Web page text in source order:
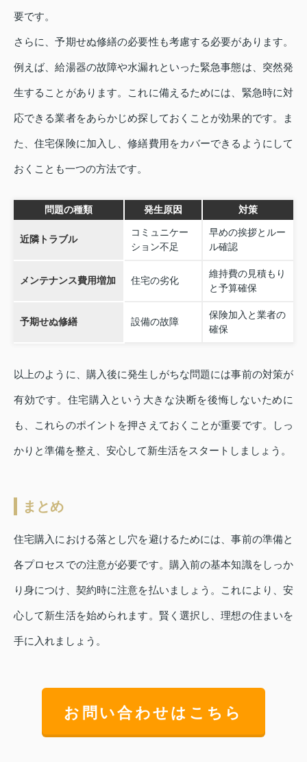
要です。
さらに、予期せぬ修繕の必要性も考慮する必要があります。
例えば、給湯器の故障や水漏れといった緊急事態は、突然発
生することがあります。これに備えるためには、緊急時に対
応できる業者をあらかじめ探しておくことが効果的です。ま
た、住宅保険に加入し、修繕費用をカバーできるようにして
おくことも一つの方法です。
問題の種類 発生原因 対策
近隣トラブル
コミュニケー
ション不足
早めの挨拶とルー
ル確認
メンテナンス費用増加 住宅の劣化
維持費の見積もり
と予算確保
予期せぬ修繕 設備の故障
保険加入と業者の
確保
以上のように、購入後に発生しがちな問題には事前の対策が
有効です。住宅購入という大きな決断を後悔しないために
も、これらのポイントを押さえておくことが重要です。しっ
かりと準備を整え、安心して新生活をスタートしましょう。
まとめ
住宅購入における落とし穴を避けるためには、事前の準備と
各プロセスでの注意が必要です。購入前の基本知識をしっか
り身につけ、契約時に注意を払いましょう。これにより、安
心して新生活を始められます。賢く選択し、理想の住まいを
手に入れましょう。
お問い合わせはこちら